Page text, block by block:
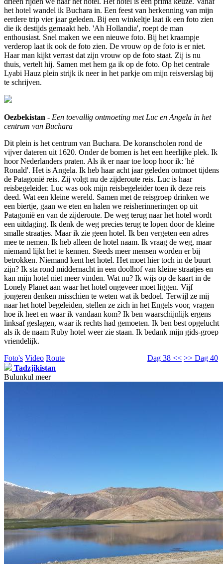
het hotel wandel ik Buchara in. Een feest van herkenning van mijn
eerdere trip vier jaar geleden. Bij een winkeltje laat ik een foto zien
die ik destijds gemaakt heb. 'Ah Hollandia', roept de man
enthousiast. Snel maken we een nieuwe foto. Bij het kraampje
verderop laat ik ook de foto zien. De vrouw op de foto is er niet.
Haar man kijkt verrast dat zijn vrouw op de foto staat. Zij is nu
thuis, vertelt hij. Samen met hem ga ik op de foto. Op het centrale
Lyabi Hauz plein strijk ik neer in het parkje om mijn reisverslag bij
te schrijven.
Oezbekistan - Een toevallig ontmoeting met Luc en Angela in het
centrum van Buchara
Dit plein is het centrum van Buchara. De koranscholen rond de
vijver dateren uit 1620. Onder de bomen is het een heerlijke plek. Ik
hoor Nederlanders praten. Als ik er naar toe loop hoor ik: 'hé
Ronald'. Het is Angela. Ik heb haar acht jaar geleden ontmoet tijdens
de Patagonië reis. Zij volgt nu de zijderoute reis. Luc is haar
reisbegeleider. Luc was ook mijn reisbegeleider toen ik deze reis
deed. Wat een kleine wereld. Samen met de reisgroep drinken we
een biertje, gaan we eten en halen we reisherinneringen op uit
Patagonië en van de zijderoute. De weg terug naar het hotel wordt
een uitdaging. Ik denk de weg precies terug te lopen door de kleine
smalle straatjes. Maar ik zie geen hotel. Ik ben vergeten een adres
mee te nemen. Ik heb alleen de hotel naam. Ik vraag de weg, maar
niemand lijkt het te kennen. Steeds meer mensen worden er bij
betrokken. Niemand kent het hotel. Het moet hier toch in de buurt
zijn? Ik sta rond middernacht in een doolhof van kleine straatjes en
kan mijn hotel niet meer vinden. Wat nu? Ik wijs op de kaart in de
Lonely Planet aan waar het hotel ongeveer moet liggen. Vijf
jongeren denken misschien te weten wat ik bedoel. Terwijl ze mij
naar het hotel begeleiden, stellen ze zich in het Engels voor, vragen
hoe ik heet en waar ik vandaan kom? Ik ben waarschijnlijk ergens
linksaf geslagen, waar ik rechts had gemoeten. Ik ben best opgelucht
als ik de naam Ruby hotel weer zie staan. Ik bedank mijn gids-groep
vriendelijk.
>> Dag 40
Dag 38 <<
Foto's Video Route
Tadzjikistan
Bulunkul meer